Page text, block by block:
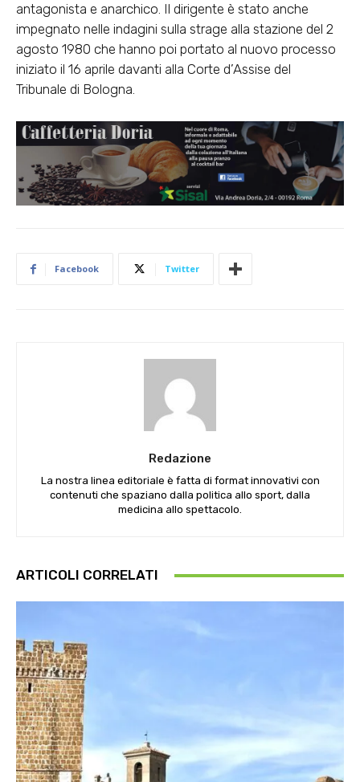
antagonista e anarchico. Il dirigente è stato anche
impegnato nelle indagini sulla strage alla stazione del 2
agosto 1980 che hanno poi portato al nuovo processo
iniziato il 16 aprile davanti alla Corte d’Assise del
Tribunale di Bologna.
Facebook Twitter
Redazione
La nostra linea editoriale è fatta di format innovativi con
contenuti che spaziano dalla politica allo sport, dalla
medicina allo spettacolo.
ARTICOLI CORRELATI